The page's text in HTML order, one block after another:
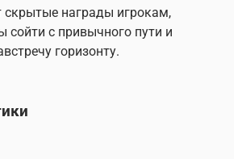
скрытые награды игрокам,
сойти с привычного пути и
горизонту.